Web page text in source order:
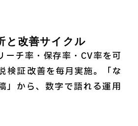
と改善サイクル
ーチ率・保存率・CV率を可
→検証→改善を毎月実施。「な
」から、数字で語れる運用